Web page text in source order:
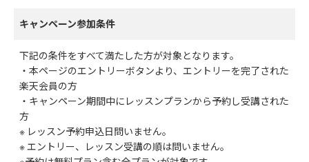
キャンペーン参加条件
下記の条件をすべて満たした方が対象となります。
・本ページのエントリーボタンより、エントリーを完了された
楽天会員の方
・キャンペーン期間中にレッスンプランから予約し受講された
方
※ レッスン予約申込日問いません。
※ エントリー、レッスン受講の順は問いません。